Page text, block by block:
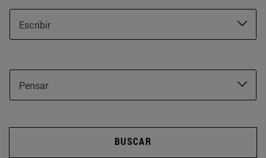
Escribir
Pensar
BUSCAR